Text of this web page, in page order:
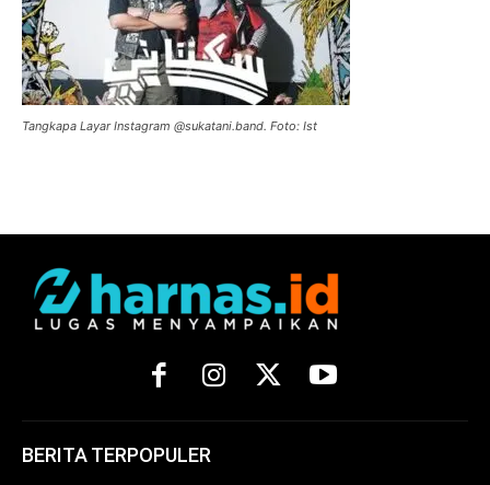
Tangkapa Layar Instagram @sukatani.band. Foto: Ist
BERITA TERPOPULER